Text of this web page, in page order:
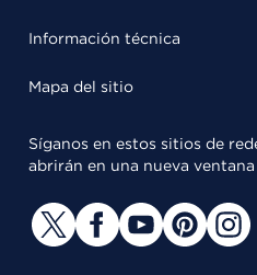
Información técnica
Mapa del sitio
Síganos en estos sitios de
abrirán en una nueva